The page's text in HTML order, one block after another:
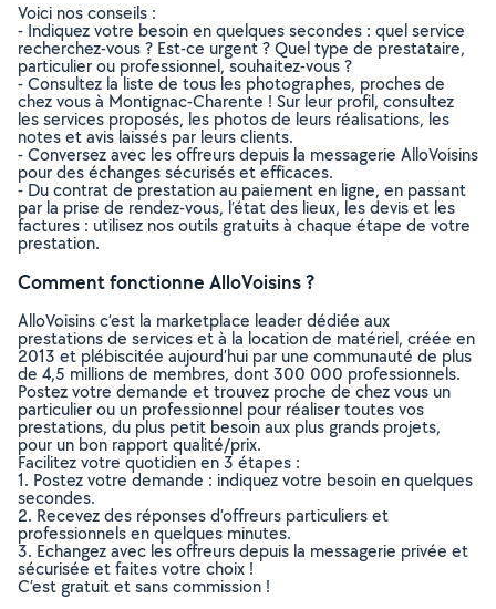
Voici nos conseils :
- Indiquez votre besoin en quelques secondes : quel service
recherchez-vous ? Est-ce urgent ? Quel type de prestataire,
particulier ou professionnel, souhaitez-vous ?
- Consultez la liste de tous les photographes, proches de
chez vous à Montignac-Charente ! Sur leur profil, consultez
les services proposés, les photos de leurs réalisations, les
notes et avis laissés par leurs clients.
- Conversez avec les offreurs depuis la messagerie AlloVoisins
pour des échanges sécurisés et efficaces.
- Du contrat de prestation au paiement en ligne, en passant
par la prise de rendez-vous, l’état des lieux, les devis et les
factures : utilisez nos outils gratuits à chaque étape de votre
prestation.
Comment fonctionne AlloVoisins ?
AlloVoisins c’est la marketplace leader dédiée aux
prestations de services et à la location de matériel, créée en
2013 et plébiscitée aujourd’hui par une communauté de plus
de 4,5 millions de membres, dont 300 000 professionnels.
Postez votre demande et trouvez proche de chez vous un
particulier ou un professionnel pour réaliser toutes vos
prestations, du plus petit besoin aux plus grands projets,
pour un bon rapport qualité/prix.
Facilitez votre quotidien en 3 étapes :
1. Postez votre demande : indiquez votre besoin en quelques
secondes.
2. Recevez des réponses d’offreurs particuliers et
professionnels en quelques minutes.
3. Echangez avec les offreurs depuis la messagerie privée et
sécurisée et faites votre choix !
C’est gratuit et sans commission !